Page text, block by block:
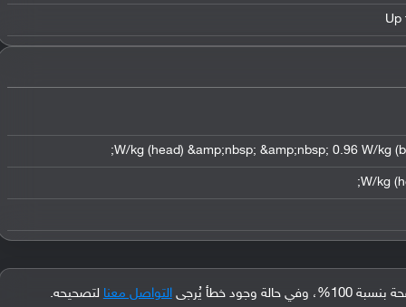
Up
خطأ يُرجى التواصل معنا لتصحيحه.